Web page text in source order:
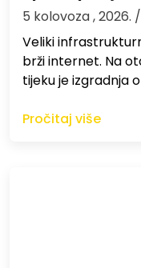
5 kolovoza , 2026.
Veliki
brži internet. Na
tijeku je izgradnja
Pročitaj više